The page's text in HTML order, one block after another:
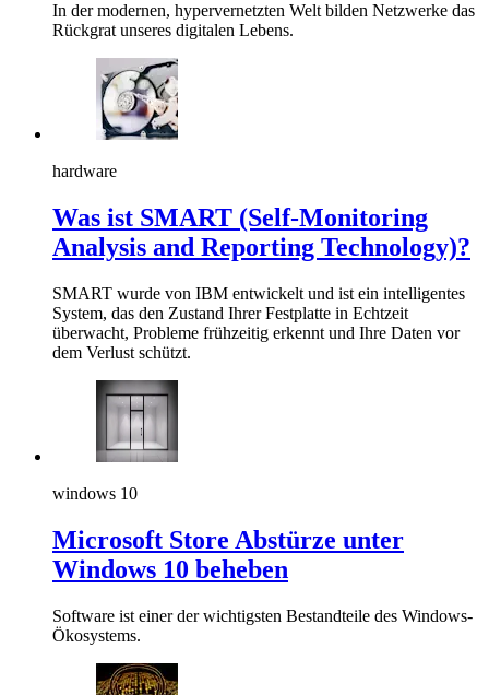
In der modernen, hypervernetzten Welt bilden Netzwerke das
Rückgrat unseres digitalen Lebens.
hardware
Was ist SMART (Self-Monitoring
Analysis and Reporting Technology)?
SMART wurde von IBM entwickelt und ist ein intelligentes
System, das den Zustand Ihrer Festplatte in Echtzeit
überwacht, Probleme frühzeitig erkennt und Ihre Daten vor
dem Verlust schützt.
windows 10
Microsoft Store Abstürze unter
Windows 10 beheben
Software ist einer der wichtigsten Bestandteile des Windows-
Ökosystems.